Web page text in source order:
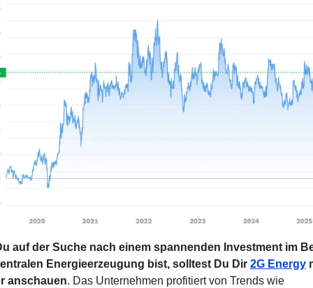
auf der Suche nach einem spannenden Investment im
Energieerzeugung bist, solltest Du Dir 2G Energy
anschauen. Das Unternehmen profitiert von Trends wie